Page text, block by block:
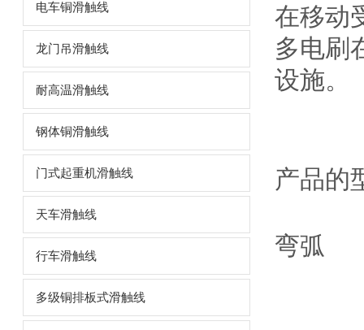
电车铜滑触线
龙门吊滑触线
耐高温滑触线
钢体铜滑触线
门式起重机滑触线
天车滑触线
行车滑触线
多级铜排板式滑触线
在移动
多电刷
设施。
产品的
弯弧